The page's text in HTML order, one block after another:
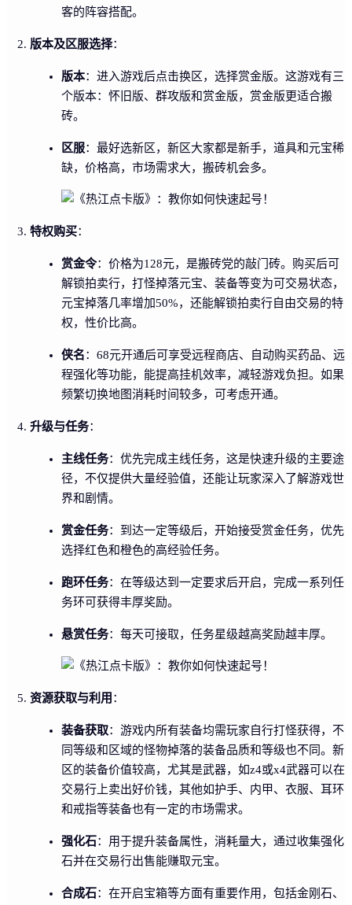
客的阵容搭配。
版本及区服选择：
版本：进入游戏后点击换区，选择赏金版。这游戏有三
个版本：怀旧版、群攻版和赏金版，赏金版更适合搬
砖。
区服：最好选新区，新区大家都是新手，道具和元宝稀
缺，价格高，市场需求大，搬砖机会多。
特权购买：
赏金令：价格为128元，是搬砖党的敲门砖。购买后可
解锁拍卖行，打怪掉落元宝、装备等变为可交易状态，
元宝掉落几率增加50%，还能解锁拍卖行自由交易的特
权，性价比高。
侠名：68元开通后可享受远程商店、自动购买药品、远
程强化等功能，能提高挂机效率，减轻游戏负担。如果
频繁切换地图消耗时间较多，可考虑开通。
升级与任务：
主线任务：优先完成主线任务，这是快速升级的主要途
径，不仅提供大量经验值，还能让玩家深入了解游戏世
界和剧情。
赏金任务：到达一定等级后，开始接受赏金任务，优先
选择红色和橙色的高经验任务。
跑环任务：在等级达到一定要求后开启，完成一系列任
务环可获得丰厚奖励。
悬赏任务：每天可接取，任务星级越高奖励越丰厚。
资源获取与利用：
装备获取：游戏内所有装备均需玩家自行打怪获得，不
同等级和区域的怪物掉落的装备品质和等级也不同。新
区的装备价值较高，尤其是武器，如z4或x4武器可以在
交易行上卖出好价钱，其他如护手、内甲、衣服、耳环
和戒指等装备也有一定的市场需求。
强化石：用于提升装备属性，消耗量大，通过收集强化
石并在交易行出售能赚取元宝。
合成石：在开启宝箱等方面有重要作用，包括金刚石、